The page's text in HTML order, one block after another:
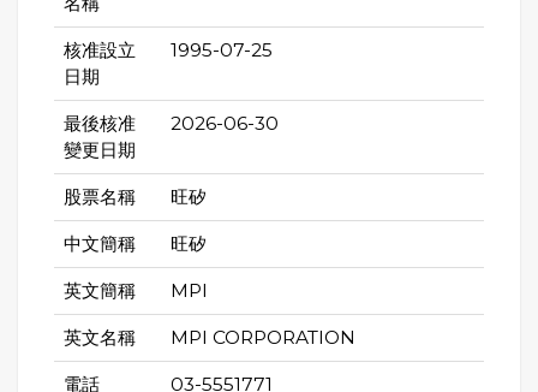
核准設立
日期
1995-07-25
最後核准
變更日期
2026-06-30
股票名稱 旺矽
中文簡稱 旺矽
英文簡稱 MPI
英文名稱 MPI CORPORATION
電話 03-5551771